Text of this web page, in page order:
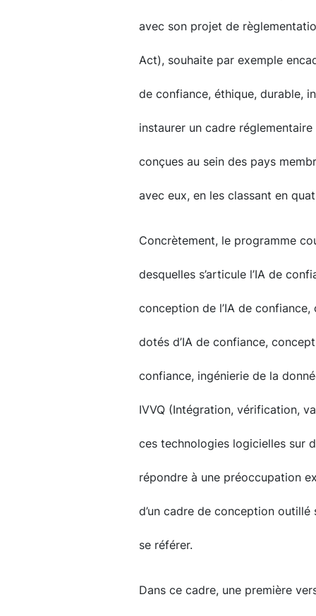
avec son projet de
Act), souhaite par exemple
de confiance, éthique, durable,
instaurer un cadre
conçues au sein des pays
avec eux, en les classant en
Concrètement, le programme
desquelles s’articule l’IA de
conception de l’IA de
dotés d’IA de confiance,
confiance, ingénierie de la
IVVQ (Intégration, vérification,
ces technologies logicielles sur
répondre à une préoccupation
d’un cadre de conception
se référer.
Dans ce cadre, une première